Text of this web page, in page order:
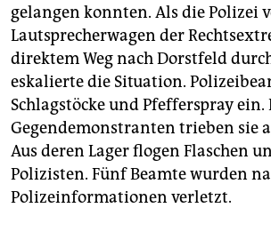
gelangen konnten. Als die Polizei
Lautsprecherwagen der
direktem Weg nach Dorstfeld
eskalierte die Situation.
Schlagstöcke und Pfefferspray ein.
Gegendemonstranten trieben sie
Aus deren Lager flogen Flaschen
Polizisten. Fünf Beamte wurden
Polizeinformationen verletzt.